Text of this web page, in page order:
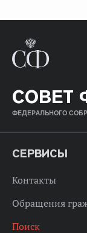
СОВЕТ
ФЕДЕРАЛЬНОГО
СЕРВИСЫ
Контакты
Обращения
Поиск